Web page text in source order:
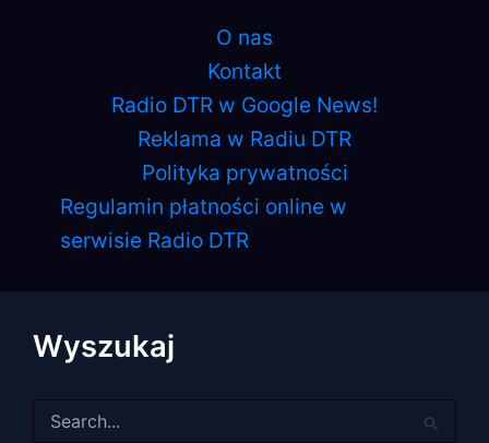
O nas
Kontakt
Radio DTR w Google News!
Reklama w Radiu DTR
Polityka prywatności
Regulamin płatności online w
serwisie Radio DTR
Wyszukaj
dla: